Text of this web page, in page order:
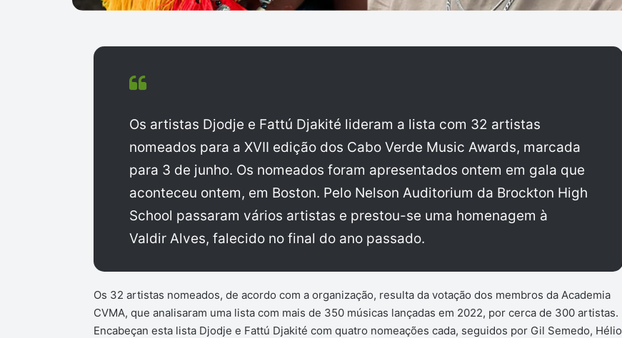
Os artistas Djodje e Fattú Djakité lideram a lista com 32 artistas
nomeados para a XVII edição dos Cabo Verde Music Awards, marcada
para 3 de junho. Os nomeados foram apresentados ontem em gala que
aconteceu ontem, em Boston. Pelo Nelson Auditorium da Brockton High
School passaram vários artistas e prestou-se uma homenagem à
Valdir Alves, falecido no final do ano passado.
Os 32 artistas nomeados, de acordo com a organização, resulta da votação dos membros da Academia
CVMA, que analisaram uma lista com mais de 350 músicas lançadas em 2022, por cerca de 300 artistas.
Encabeçan esta lista Djodje e Fattú Djakité com quatro nomeações cada, seguidos por Gil Semedo, Hélio